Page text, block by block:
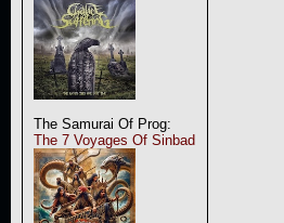
The Samurai Of Prog:
The 7 Voyages Of Sinbad